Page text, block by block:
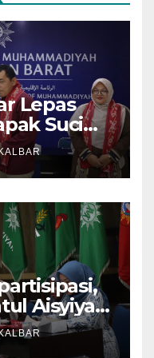
Lepas
Suci
XVI di
Aisyiyah
Program